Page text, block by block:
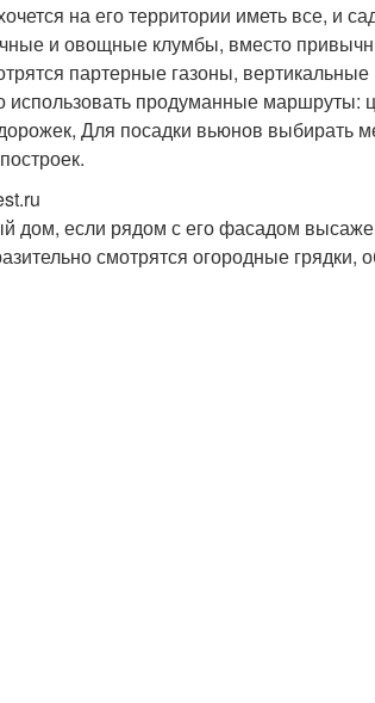
на его территории иметь все, и
и овощные клумбы, вместо
партерные газоны,
продуманные маршруты:
Для посадки вьюнов выбирать
дом, если рядом с его фасадом
смотрятся огородные